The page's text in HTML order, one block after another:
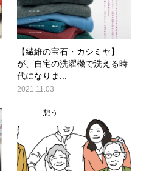
【繊維の宝石・カシミヤ】
が、自宅の洗濯機で洗える時
代になりま...
2021.11.03
想う